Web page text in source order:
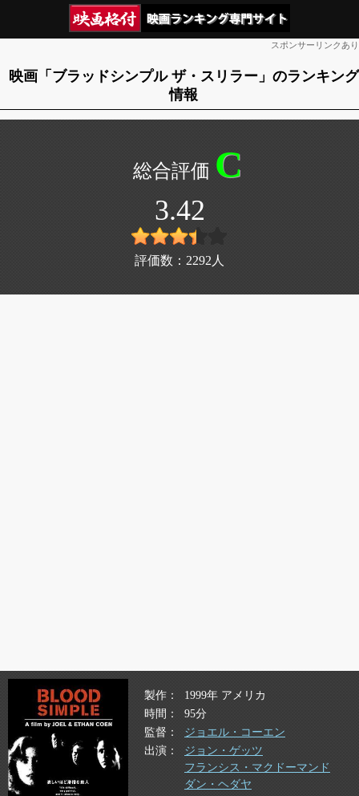
スポンサーリンクあり
映画「ブラッドシンプル ザ・スリラー」のランキング
情報
C
3.42
評価数： 2292 人
製作
1999年 アメリカ
時間
95分
監督
ジョエル・コーエン
出演
ジョン・ゲッツ
フランシス・マクドーマンド
ダン・ヘダヤ